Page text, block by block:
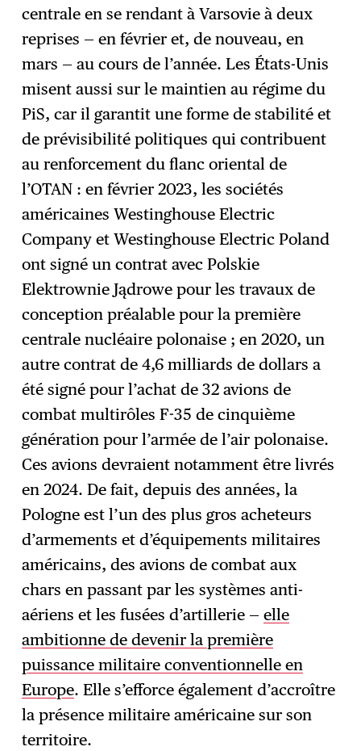
centrale en se rendant à Varsovie à deux
reprises — en février et, de nouveau, en
mars — au cours de l’année. Les États-Unis
misent aussi sur le maintien au régime du
PiS, car il garantit une forme de stabilité et
de prévisibilité politiques qui contribuent
au renforcement du flanc oriental de
l’OTAN : en février 2023, les sociétés
américaines Westinghouse Electric
Company et Westinghouse Electric Poland
ont signé un contrat avec Polskie
Elektrownie Jądrowe pour les travaux de
conception préalable pour la première
centrale nucléaire polonaise ; en 2020, un
autre contrat de 4,6 milliards de dollars a
été signé pour l’achat de 32 avions de
combat multirôles F-35 de cinquième
génération pour l’armée de l’air polonaise.
Ces avions devraient notamment être livrés
en 2024. De fait, depuis des années, la
Pologne est l’un des plus gros acheteurs
d’armements et d’équipements militaires
américains, des avions de combat aux
chars en passant par les systèmes anti-
aériens et les fusées d’artillerie —elle
ambitionne de devenir la première
puissance militaire conventionnelle en
Europe. Elle s’efforce également d’accroître
la présence militaire américaine sur son
territoire.